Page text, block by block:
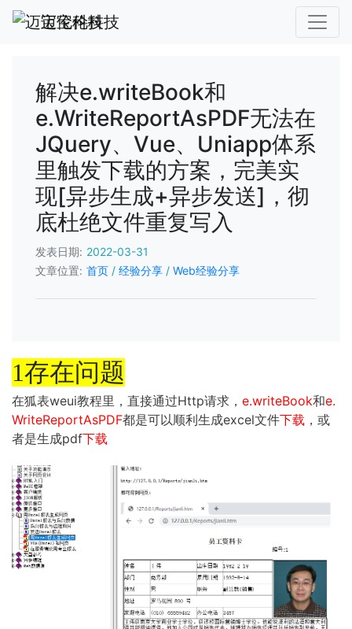
迈宝伦科技
解决e.writeBook和
e.WriteReportAsPDF无法在
JQuery、Vue、Uniapp体系
里触发下载的方案，完美实
现[异步生成+异步发送]，彻
底杜绝文件重复写入
发表日期: 2022-03-31
文章位置: 首页 / 经验分享 / Web经验分享
1存在问题
在狐表weui教程里，直接通过Http请求， e.writeBook和e.
WriteReportAsPDF都是可以顺利生成excel文件下载 ，或
者是生成pdf下载